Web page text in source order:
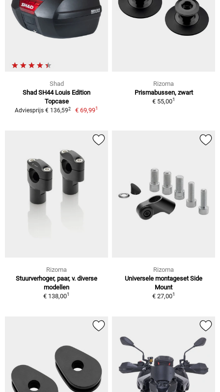
Shad
Shad SH44 Louis Edition
Topcase
Adviesprijs € 136,592 € 69,991
Rizoma
Prismabussen, zwart
€ 55,001
Rizoma
Stuurverhoger, paar, v. diverse
modellen
€ 138,001
Rizoma
Universele montageset Side
Mount
€ 27,001